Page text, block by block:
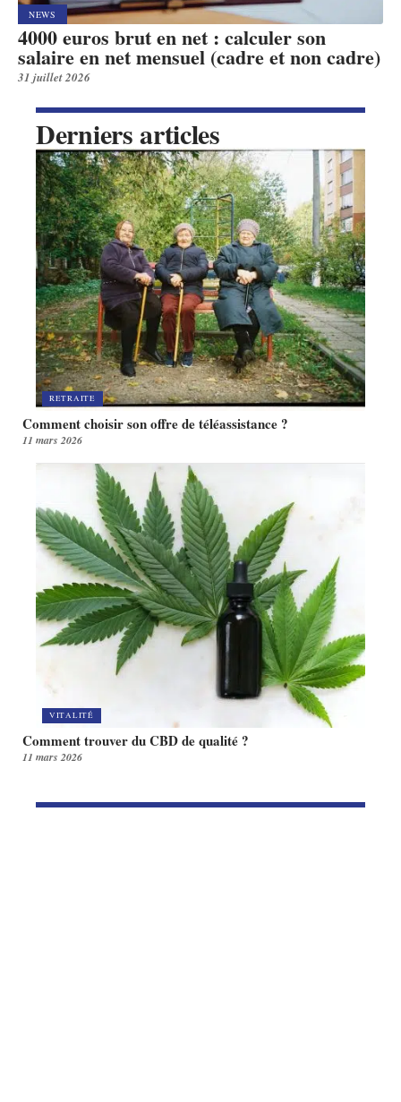
NEWS
4000 euros brut en net : calculer son
salaire en net mensuel (cadre et non cadre)
31 juillet 2026
Derniers articles
RETRAITE
Comment choisir son offre de téléassistance ?
11 mars 2026
VITALITÉ
Comment trouver du CBD de qualité ?
11 mars 2026